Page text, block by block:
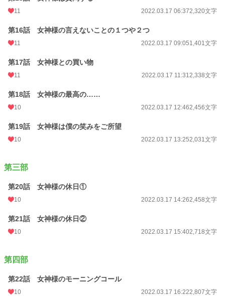
11 2022.03.17 06:372,320文字
第16話 女神様の言えないことの１つや２つ
11 2022.03.17 09:051,401文字
第17話 女神様との買い物
11 2022.03.17 11:312,338文字
第18話 女神様の最高の……
10 2022.03.17 12:462,456文字
第19話 女神様は僕の笑みをご所望
10 2022.03.17 13:252,031文字
第三部
第20話 女神様の休日①
10 2022.03.17 14:262,458文字
第21話 女神様の休日②
10 2022.03.17 15:402,718文字
第四部
第22話 女神様のモーニングコール
10 2022.03.17 16:222,807文字